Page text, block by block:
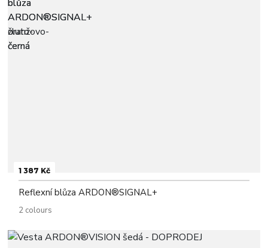
1 387 Kč
Reflexní blůza ARDON®SIGNAL+
2 colours